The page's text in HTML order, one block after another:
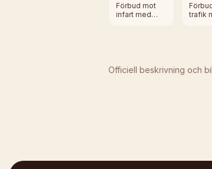
Förbud mot
infart med
trafik
Officiell beskrivning och